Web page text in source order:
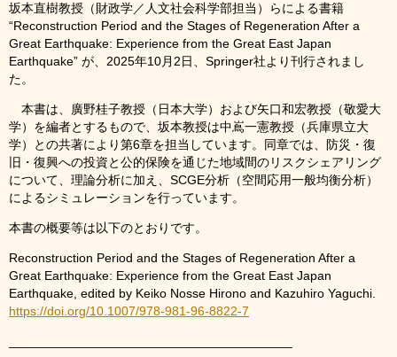
坂本直樹教授（財政学／人文社会科学部担当）らによる書籍
“Reconstruction Period and the Stages of Regeneration After a
Great Earthquake: Experience from the Great East Japan
Earthquake” が、2025年10月2日、Springer社より刊行されまし
た。
本書は、廣野桂子教授（日本大学）および矢口和宏教授（敬愛大
学）を編者とするもので、坂本教授は中嶌一憲教授（兵庫県立大
学）との共著により第6章を担当しています。同章では、防災・復
旧・復興への投資と公的保険を通じた地域間のリスクシェアリング
について、理論分析に加え、SCGE分析（空間応用一般均衡分析）
によるシミュレーションを行っています。
本書の概要等は以下のとおりです。
Reconstruction Period and the Stages of Regeneration After a
Great Earthquake: Experience from the Great East Japan
Earthquake, edited by Keiko Nosse Hirono and Kazuhiro Yaguchi.
https://doi.org/10.1007/978-981-96-8822-7